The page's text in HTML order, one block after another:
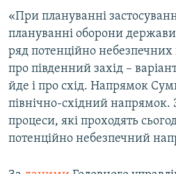
«При плануванні
плануванні оборони
ряд потенційно
про південний захід –
йде і про схід. Напрямок
північно-східний напрямок.
процеси, які проходять
потенційно небезпечний